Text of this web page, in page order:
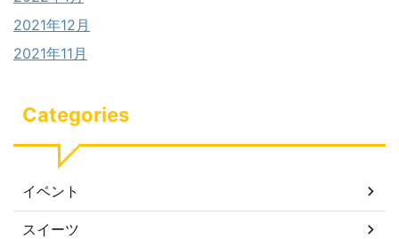
2021年12月
2021年11月
Categories
イベント
スイーツ